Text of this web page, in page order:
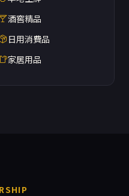
酒窖精品
日用消費品
家居用品